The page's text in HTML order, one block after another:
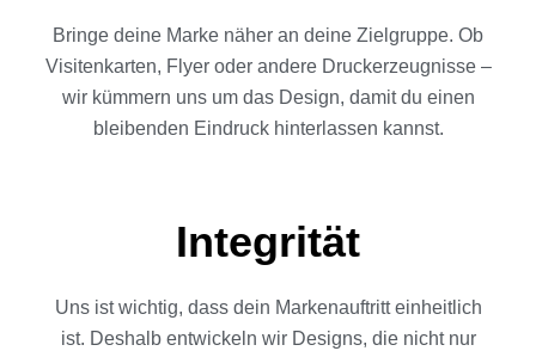
Bringe deine Marke näher an deine Zielgruppe. Ob
Visitenkarten, Flyer oder andere Druckerzeugnisse –
wir kümmern uns um das Design, damit du einen
bleibenden Eindruck hinterlassen kannst.
Integrität
Uns ist wichtig, dass dein Markenauftritt einheitlich
ist. Deshalb entwickeln wir Designs, die nicht nur